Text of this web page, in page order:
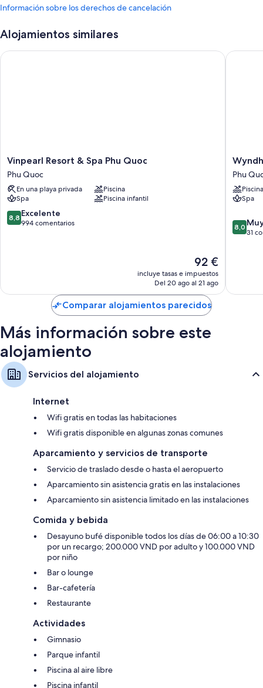
También hay otros servicios, como:
Una piscina al aire libre y una piscina infantil, con tumbonas
Desayuno bufé (de pago), espacios sin humos y un servicio de
Además, otros de los servicios que encontrarás incluyen los siguientes:
Bolsitas de té y café soluble gratuitos y hervidores eléctricos
Bidés, secadores de pelo y champú
Armarios o roperos, servicio de limpieza diario y teléfonos
Información sobre los derechos de cancelación
Alojamientos similares
Vinpearl
Resort
&
Spa
Phu
Quoc
Phu
Vinpearl Resort & Spa Phu Quoc
Phu Quoc
En una playa privada
Piscina
Spa
Piscina infantil
8.8
sobre
8,8 Excelente
994 comentarios
El
precio
actual
de
92 €
92 €
incluye tasas e impuestos
Del 20 ago al 21 ago
Vinpearl Resort & Spa Phu Quoc
Garden
Phu
Quoc
Quoc
Phu
Piscina
Spa
8.0
sobre
8,0
31
Comparar alojamientos parecidos
Más información sobre este
alojamiento
Servicios del alojamiento
Internet
Wifi gratis en todas las habitaciones
Wifi gratis disponible en algunas zonas comunes
Aparcamiento y servicios de transporte
Servicio de traslado desde o hasta el aeropuerto
Aparcamiento sin asistencia gratis en las instalaciones
Aparcamiento sin asistencia limitado en las instalaciones
Comida y bebida
Desayuno bufé disponible todos los días de 06:00 a 10:30
por un recargo; 200.000 VND por adulto y 100.000 VND
por niño
Bar o lounge
Bar-cafetería
Restaurante
Actividades
Gimnasio
Parque infantil
Piscina al aire libre
Piscina infantil